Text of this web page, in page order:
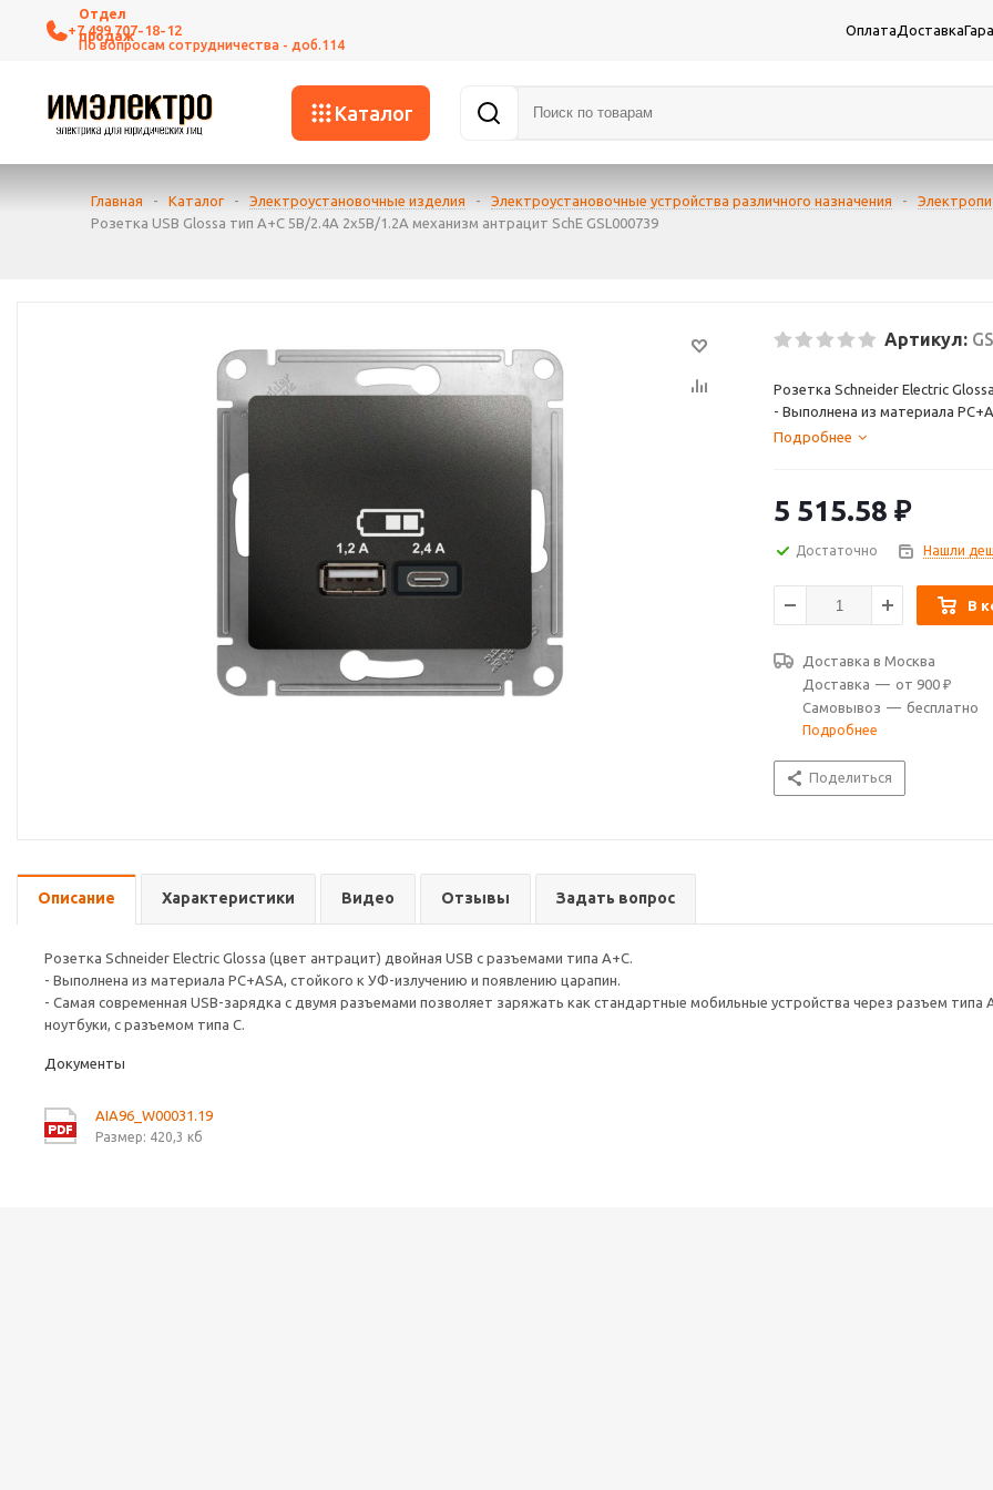
+7 499 707-18-12 ОплатаДоставка
Каталог
Главная - Каталог - Электроустановочные изделия - Электроустановочные устройства различного назначения -
Розетка USB Glossa тип A+C 5В/2.4А 2х5В/1.2А механизм антрацит SchE GSL000739
Артикул:
Розетка Schneider Electric
- Выполнена из материала
- Самая современная USB-
Подробнее
5 515.58 ₽
Достаточно Нашли
В
Доставка в Москва
Доставка — от 900 ₽
Самовывоз — бесплатно
Подробнее
Поделиться
Описание Характеристики Видео Отзывы Задать вопрос
Розетка Schneider Electric Glossa (цвет антрацит) двойная USB с разъемами типа A+C.
- Выполнена из материала PС+ASA, стойкого к УФ-излучению и появлению царапин.
- Самая современная USB-зарядка с двумя разъемами позволяет заряжать как стандартные мобильные устройства через разъем типа
ноутбуки, с разъемом типа С.
Документы
AIA96_W00031.19
Размер: 420,3 кб